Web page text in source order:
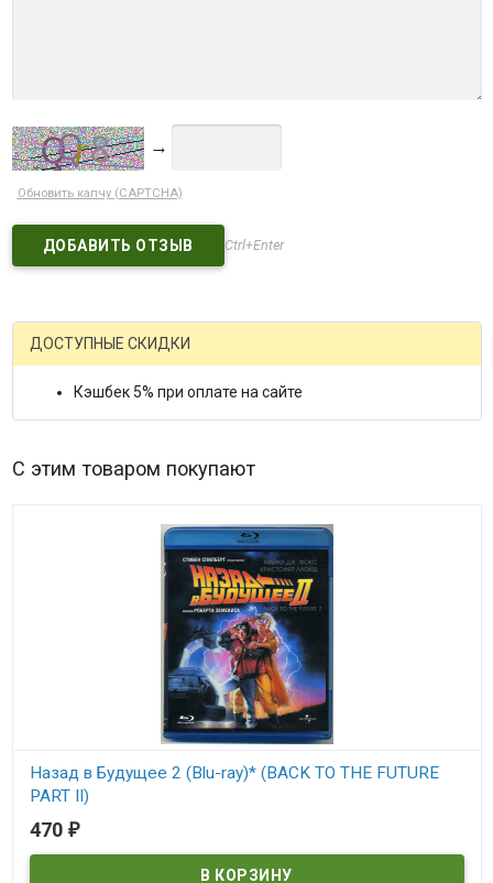
→
Обновить капчу (CAPTCHA)
Ctrl+Enter
ДОСТУПНЫЕ СКИДКИ
Кэшбек 5% при оплате на сайте
С этим товаром покупают
Назад в Будущее 2 (Blu-ray)* (BACK TO THE FUTURE
PART II)
В наличии
BACK TO THE FUTURE PART II
470 ₽